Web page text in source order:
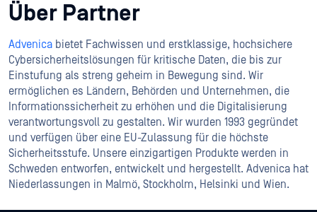
Über Partner
Advenica bietet Fachwissen und erstklassige, hochsichere
Cybersicherheitslösungen für kritische Daten, die bis zur
Einstufung als streng geheim in Bewegung sind. Wir
ermöglichen es Ländern, Behörden und Unternehmen, die
Informationssicherheit zu erhöhen und die Digitalisierung
verantwortungsvoll zu gestalten. Wir wurden 1993 gegründet
und verfügen über eine EU-Zulassung für die höchste
Sicherheitsstufe. Unsere einzigartigen Produkte werden in
Schweden entworfen, entwickelt und hergestellt. Advenica hat
Niederlassungen in Malmö, Stockholm, Helsinki und Wien.